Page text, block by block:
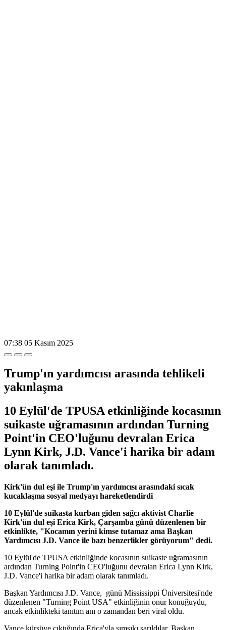
07:38 05 Kasım 2025
Trump'ın yardımcısı arasında tehlikeli
yakınlaşma
10 Eylül'de TPUSA etkinliğinde kocasının
suikaste uğramasının ardından Turning
Point'in CEO'luğunu devralan Erica
Lynn Kirk, J.D. Vance'i harika bir adam
olarak tanımladı.
Kirk'ün dul eşi ile Trump'ın yardımcısı arasındaki sıcak
kucaklaşma sosyal medyayı hareketlendirdi
10 Eylül'de suikasta kurban giden sağcı aktivist Charlie
Kirk'ün dul eşi Erica Kirk, Çarşamba günü düzenlenen bir
etkinlikte, "Kocamın yerini kimse tutamaz ama Başkan
Yardımcısı J.D. Vance ile bazı benzerlikler görüyorum" dedi.
10 Eylül'de TPUSA etkinliğinde kocasının suikaste uğramasının
ardından Turning Point'in CEO'luğunu devralan Erica Lynn Kirk,
J.D. Vance'i harika bir adam olarak tanımladı.
Başkan Yardımcısı J.D. Vance, günü Mississippi Üniversitesi'nde
düzenlenen "Turning Point USA" etkinliğinin onur konuğuydu,
ancak etkinlikteki tanıtım anı o zamandan beri viral oldu.